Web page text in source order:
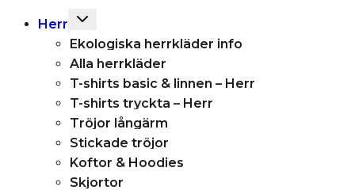
Herr
Toggle
menu
Ekologiska herrkläder info
Alla herrkläder
T-shirts basic & linnen – Herr
T-shirts tryckta – Herr
Tröjor långärm
Stickade tröjor
Koftor & Hoodies
Skjortor